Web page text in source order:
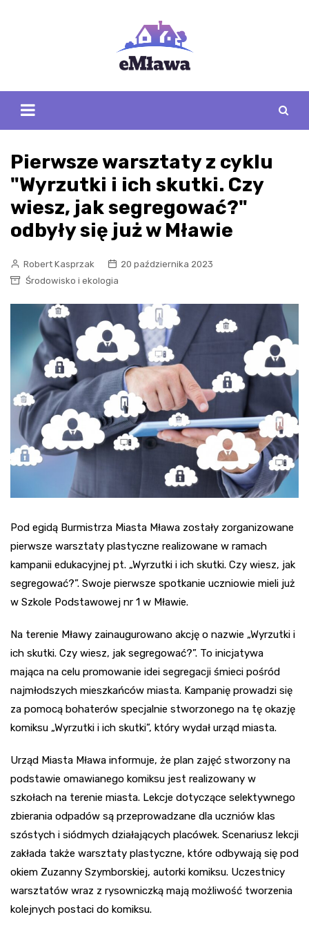
Pierwsze warsztaty z cyklu
"Wyrzutki i ich skutki. Czy
wiesz, jak segregować?"
odbyły się już w Mławie
Robert Kasprzak
20 października 2023
Środowisko i ekologia
Pod egidą Burmistrza Miasta Mława zostały zorganizowane
pierwsze warsztaty plastyczne realizowane w ramach
kampanii edukacyjnej pt. „Wyrzutki i ich skutki. Czy wiesz, jak
segregować?”. Swoje pierwsze spotkanie uczniowie mieli już
w Szkole Podstawowej nr 1 w Mławie.
Na terenie Mławy zainaugurowano akcję o nazwie „Wyrzutki i
ich skutki. Czy wiesz, jak segregować?”. To inicjatywa
mająca na celu promowanie idei segregacji śmieci pośród
najmłodszych mieszkańców miasta. Kampanię prowadzi się
za pomocą bohaterów specjalnie stworzonego na tę okazję
komiksu „Wyrzutki i ich skutki”, który wydał urząd miasta.
Urząd Miasta Mława informuje, że plan zajęć stworzony na
podstawie omawianego komiksu jest realizowany w
szkołach na terenie miasta. Lekcje dotyczące selektywnego
zbierania odpadów są przeprowadzane dla uczniów klas
szóstych i siódmych działających placówek. Scenariusz lekcji
zakłada także warsztaty plastyczne, które odbywają się pod
okiem Zuzanny Szymborskiej, autorki komiksu. Uczestnicy
warsztatów wraz z rysowniczką mają możliwość tworzenia
kolejnych postaci do komiksu.